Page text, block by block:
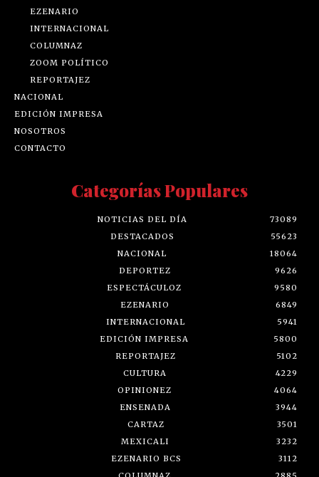
EZENARIO
INTERNACIONAL
COLUMNAZ
ZOOM POLÍTICO
REPORTAJEZ
NACIONAL
EDICIÓN IMPRESA
NOSOTROS
CONTACTO
Categorías Populares
NOTICIAS DEL DÍA
73089
DESTACADOS
55623
NACIONAL
18064
DEPORTEZ
9626
ESPECTÁCULOZ
9580
EZENARIO
6849
INTERNACIONAL
5941
EDICIÓN IMPRESA
5800
REPORTAJEZ
5102
CULTURA
4229
OPINIONEZ
4064
ENSENADA
3944
CARTAZ
3501
MEXICALI
3232
EZENARIO BCS
3112